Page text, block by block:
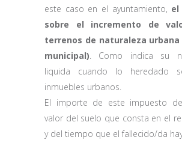
este caso en el ayuntamiento, el
sobre el incremento de
terrenos de naturaleza urbana
municipal). Como indica su
liquida cuando lo heredado
inmuebles urbanos.
El importe de este impuesto
valor del suelo que consta en el
y del tiempo que el fallecido/da